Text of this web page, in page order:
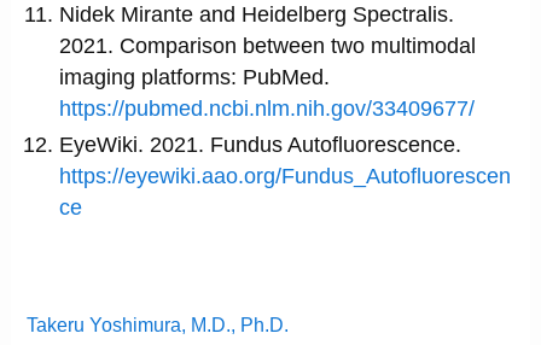
Nidek Mirante and Heidelberg Spectralis.
2021. Comparison between two multimodal
imaging platforms: PubMed.
https://pubmed.ncbi.nlm.nih.gov/33409677/
EyeWiki. 2021. Fundus Autofluorescence.
https://eyewiki.aao.org/Fundus_Autofluorescen
ce
Takeru Yoshimura, M.D., Ph.D.